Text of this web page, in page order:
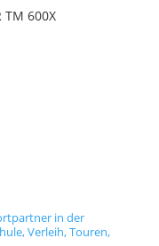
TM 600X
in der
Verleih, Touren,